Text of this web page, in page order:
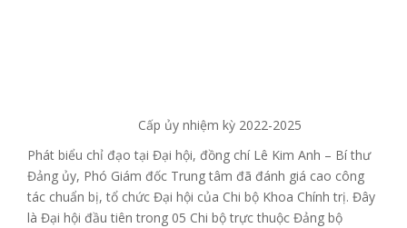
Cấp ủy nhiệm kỳ 2022-2025
Phát biểu chỉ đạo tại Đại hội, đồng chí Lê Kim Anh – Bí thư
Đảng ủy, Phó Giám đốc Trung tâm đã đánh giá cao công
tác chuẩn bị, tổ chức Đại hội của Chi bộ Khoa Chính trị. Đây
là Đại hội đầu tiên trong 05 Chi bộ trực thuộc Đảng bộ